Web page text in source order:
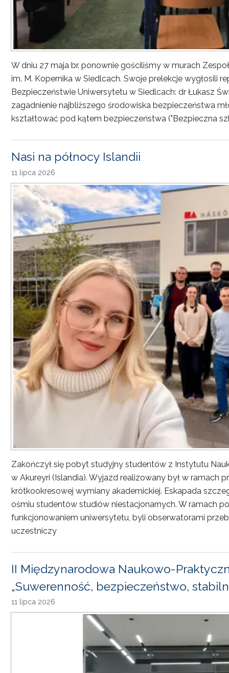
W dniu 27 maja br. ponownie gościliśmy w murach
im. M. Kopernika w Siedlcach. Swoje prelekcje wygłosili
Bezpieczeństwie Uniwersytetu w Siedlcach: dr Łukasz
zagadnienie najbliższego środowiska bezpieczeństwa
kształtować pod kątem bezpieczeństwa ("Bezpieczna
Nasi na północy Islandii
11 lipca 2026
Zakończył się pobyt studyjny studentów z Instytutu
w Akureyri (Islandia). Wyjazd realizowany był w ramach
krótkookresowej wymiany akademickiej. Eskapada
ośmiu studentów studiów niestacjonarnych. W ramach
funkcjonowaniem uniwersytetu, byli obserwatorami
uczestniczy
II Międzynarodowa Naukowo-
„Suwerenność, bezpieczeństwo,
11 lipca 2026